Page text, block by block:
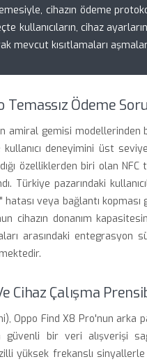
cihazın ödeme
kullanıcıların, cihaz
mevcut kısıtlamaları
Temassız Ödeme
amiral gemisi modellerinden
deneyimini üst
özelliklerden biri olan
Türkiye pazarındaki
veya bağlantı
cihazın donanım
arasındaki entegrasyon
Cihaz Çalışma
Oppo Find X8 Pro'nun
güvenli bir veri alışverişi
yüksek frekanslı sinyallerle